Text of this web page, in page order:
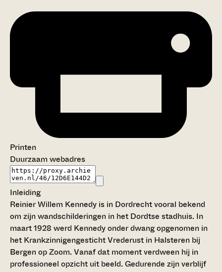
Printen
Duurzaam webadres
Inleiding
Reinier Willem Kennedy is in Dordrecht vooral bekend
om zijn wandschilderingen in het Dordtse stadhuis. In
maart 1928 werd Kennedy onder dwang opgenomen in
het Krankzinnigengesticht Vrederust in Halsteren bij
Bergen op Zoom. Vanaf dat moment verdween hij in
professioneel opzicht uit beeld. Gedurende zijn verblijf